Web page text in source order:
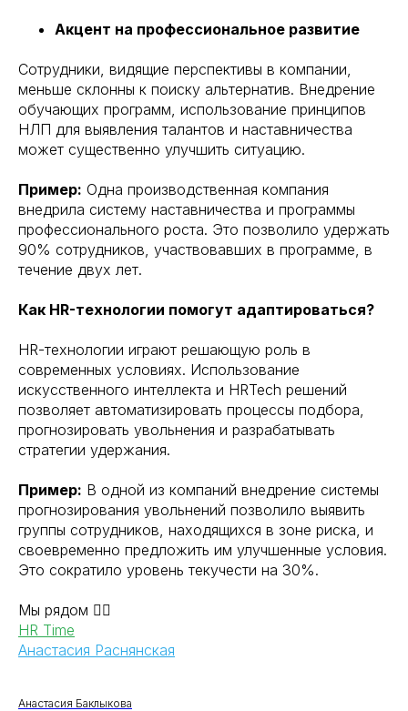
Акцент на профессиональное развитие
Сотрудники, видящие перспективы в компании,
меньше склонны к поиску альтернатив. Внедрение
обучающих программ, использование принципов
НЛП для выявления талантов и наставничества
может существенно улучшить ситуацию.
Пример: Одна производственная компания
внедрила систему наставничества и программы
профессионального роста. Это позволило удержать
90% сотрудников, участвовавших в программе, в
течение двух лет.
Как HR-технологии помогут адаптироваться?
HR-технологии играют решающую роль в
современных условиях. Использование
искусственного интеллекта и HRTech решений
позволяет автоматизировать процессы подбора,
прогнозировать увольнения и разрабатывать
стратегии удержания.
Пример: В одной из компаний внедрение системы
прогнозирования увольнений позволило выявить
группы сотрудников, находящихся в зоне риска, и
своевременно предложить им улучшенные условия.
Это сократило уровень текучести на 30%.
Мы рядом 👇🏻
HR Time
Анастасия Раснянская
Анастасия Баклыкова